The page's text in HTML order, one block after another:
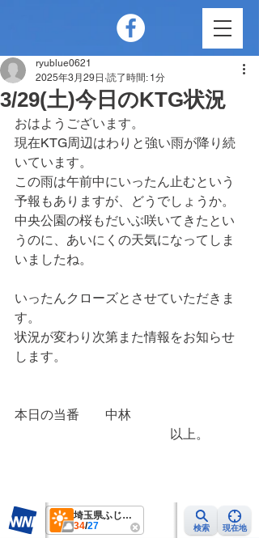
3/29(土)今日のKTG状況
ryublue0621
2025年3月29日 読了時間: 1分
おはようございます。
現在KTG周辺はわりと強い雨が降り続
いています。
この雨は午前中にいったん止むという
予報もありますが、どうでしょうか。
中央公園の桜もだいぶ咲いてきたとい
うのに、あいにくの天気になってしま
いましたね。
いったんクローズとさせていただきま
す。
状況が変わり次第また情報をお知らせ
します。
本日の当番　　中林
以上。